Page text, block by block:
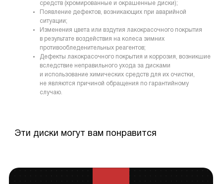
средств (хромированные и окрашенные диски);
Появление дефектов, возникающих при аварийной
ситуации;
Изменения цвета или вздутия лакокрасочного покрытия
в результате воздействия на колеса зимних
противообледенительных реагентов;
Дефекты лакокрасочного покрытия и коррозия, возникшие
вследствие неправильного ухода за дисками
и использование химических средств для их очистки,
не являются причиной обращения по гарантийному
случаю.
Эти диски могут вам понравится